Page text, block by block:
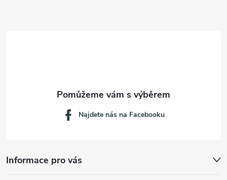
Informace pro vás
Najdete nás na Facebooku